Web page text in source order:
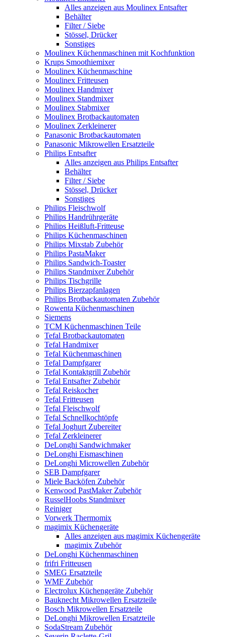
Alles anzeigen aus Moulinex Entsafter
Behälter
Filter / Siebe
Stössel, Drücker
Sonstiges
Moulinex Küchenmaschinen mit Kochfunktion
Krups Smoothiemixer
Moulinex Küchenmaschine
Moulinex Fritteusen
Moulinex Handmixer
Moulinex Standmixer
Moulinex Stabmixer
Moulinex Brotbackautomaten
Moulinex Zerkleinerer
Panasonic Brotbackautomaten
Panasonic Mikrowellen Ersatzteile
Philips Entsafter
Alles anzeigen aus Philips Entsafter
Behälter
Filter / Siebe
Stössel, Drücker
Sonstiges
Philips Fleischwolf
Philips Handrührgeräte
Philips Heißluft-Fritteuse
Philips Küchenmaschinen
Philips Mixstab Zubehör
Philips PastaMaker
Philips Sandwich-Toaster
Philips Standmixer Zubehör
Philips Tischgrille
Philips Bierzapfanlagen
Philips Brotbackautomaten Zubehör
Rowenta Küchenmaschinen
Siemens
TCM Küchenmaschinen Teile
Tefal Brotbackautomaten
Tefal Handmixer
Tefal Küchenmaschinen
Tefal Dampfgarer
Tefal Kontaktgrill Zubehör
Tefal Entsafter Zubehör
Tefal Reiskocher
Tefal Fritteusen
Tefal Fleischwolf
Tefal Schnellkochtöpfe
Tefal Joghurt Zubereiter
Tefal Zerkleinerer
DeLonghi Sandwichmaker
DeLonghi Eismaschinen
DeLonghi Microwellen Zubehör
SEB Dampfgarer
Miele Backöfen Zubehör
Kenwood PastMaker Zubehör
RusselHoobs Standmixer
Reiniger
Vorwerk Thermomix
magimix Küchengeräte
Alles anzeigen aus magimix Küchengeräte
magimix Zubehör
DeLonghi Küchenmaschinen
frifri Fritteusen
SMEG Ersatzteile
WMF Zubehör
Electrolux Küchengeräte Zubehör
Bauknecht Mikrowellen Ersatzteile
Bosch Mikrowellen Ersatzteile
DeLonghi Mikrowellen Ersatzteile
SodaStream Zubehör